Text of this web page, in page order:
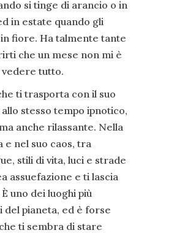
si tinge di arancio o in
in estate quando gli
fiore. Ha talmente tante
che un mese non mi è
tutto.
ti trasporta con il suo
stesso tempo ipnotico,
anche rilassante. Nella
e nel suo caos, tra
stili di vita, luci e strade
assuefazione e ti lascia
uno dei luoghi più
del pianeta, ed è forse
ti sembra di stare